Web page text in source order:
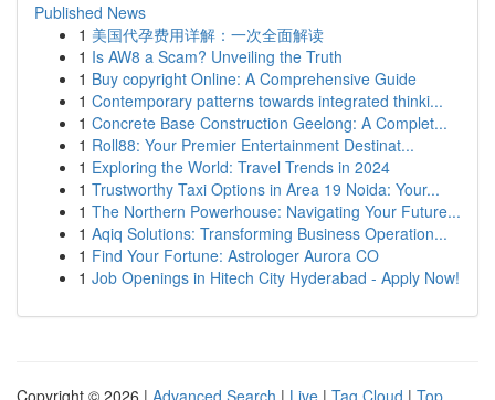
Published News
1 美国代孕费用详解：一次全面解读
1 Is AW8 a Scam? Unveiling the Truth
1 Buy copyright Online: A Comprehensive Guide
1 Contemporary patterns towards integrated thinki...
1 Concrete Base Construction Geelong: A Complet...
1 Roll88: Your Premier Entertainment Destinat...
1 Exploring the World: Travel Trends in 2024
1 Trustworthy Taxi Options in Area 19 Noida: Your...
1 The Northern Powerhouse: Navigating Your Future...
1 Aqiq Solutions: Transforming Business Operation...
1 Find Your Fortune: Astrologer Aurora CO
1 Job Openings in Hitech City Hyderabad - Apply Now!
Copyright © 2026 | Advanced Search | Live | Tag Cloud | Top